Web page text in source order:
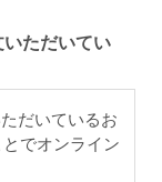
ただいてい
だいているお
でオンライン